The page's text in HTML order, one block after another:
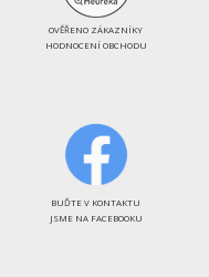
OVĚŘENO ZÁKAZNÍKY
HODNOCENÍ OBCHODU
BUĎTE V KONTAKTU
JSME NA FACEBOOKU